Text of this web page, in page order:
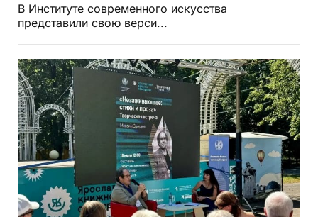
В Институте современного искусства
представили свою верси...